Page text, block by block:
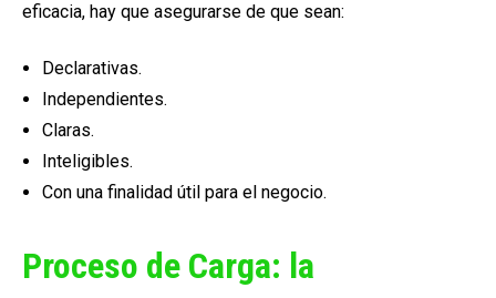
eficacia, hay que asegurarse de que sean:
Declarativas.
Independientes.
Claras.
Inteligibles.
Con una finalidad útil para el negocio.
Proceso de Carga: la